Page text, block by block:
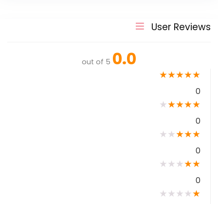
User Reviews
0.0
out of 5
★
★
★
★
★
0
★
★
★
★
★
0
★
★
★
★
★
0
★
★
★
★
★
0
★
★
★
★
★